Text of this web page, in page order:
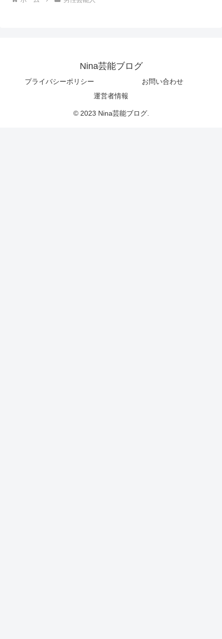
Nina芸能ブログ
プライバシーポリシー
お問い合わせ
運営者情報
© 2023 Nina芸能ブログ.